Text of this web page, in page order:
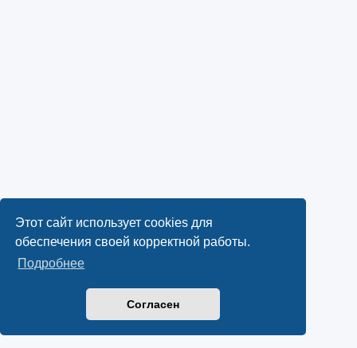
Этот сайт использует cookies для
обеспечения своей корректной работы.
Подробнее
Согласен